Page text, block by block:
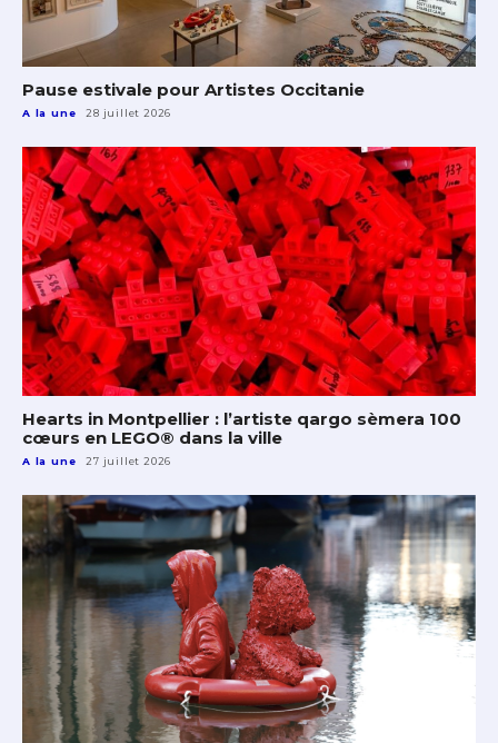
Pause estivale pour Artistes Occitanie
A la une 28 juillet 2026
Hearts in Montpellier : l’artiste qargo sèmera 100
cœurs en LEGO® dans la ville
A la une 27 juillet 2026